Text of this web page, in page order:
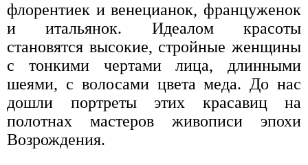
флорентиек и венецианок, француженок
и итальянок. Идеалом красоты
становятся высокие, стройные женщины
с тонкими чертами лица, длинными
шеями, с волосами цвета меда. До нас
дошли портреты этих красавиц на
полотнах мастеров живописи эпохи
Возрождения.